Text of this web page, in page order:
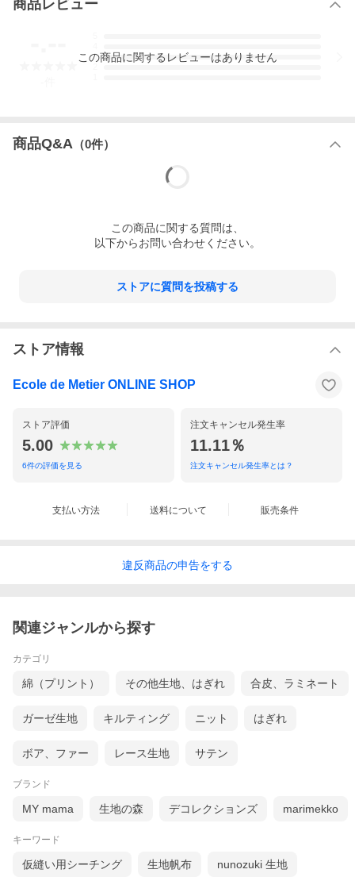
商品レビュー
3
この商品に関するレビューはありません
商品Q&A （0件）
この商品に関する質問は、
以下からお問い合わせください。
ストアに質問を投稿する
ストア情報
Ecole de Metier ONLINE SHOP
ストア評価
5.00
6件の評価を見る
注文キャンセル発生率
11.11％
注文キャンセル発生率とは？
支払い方法 送料について 販売条件
違反商品の申告をする
関連ジャンルから探す
カテゴリ
綿（プリント） その他生地、はぎれ 合皮、ラミネート
ガーゼ生地 キルティング ニット はぎれ
ボア、ファー レース生地 サテン
ブランド
MY mama 生地の森 デコレクションズ marimekko
キーワード
仮縫い用シーチング 生地帆布 nunozuki 生地